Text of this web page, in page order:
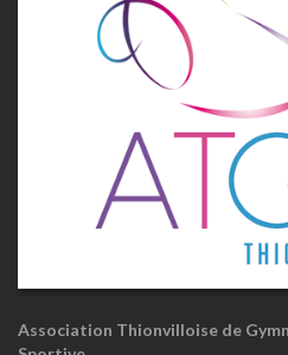
Association Thionvilloise de